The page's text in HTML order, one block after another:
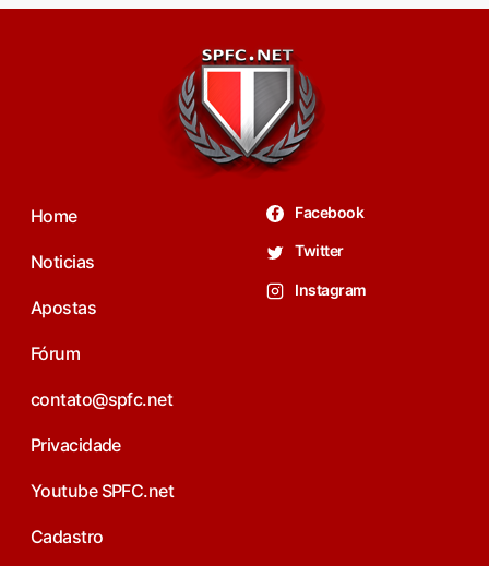
Home
Noticias
Apostas
Fórum
contato@spfc.net
Privacidade
Youtube SPFC.net
Cadastro
Facebook
Twitter
Instagram